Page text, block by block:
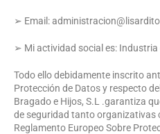
➢ Email:
➢ Mi actividad social es:
Todo ello debidamente inscrito
Protección de Datos y respecto
Bragado e Hijos, S.L .garantiza
de seguridad tanto organizativas
Reglamento Europeo Sobre